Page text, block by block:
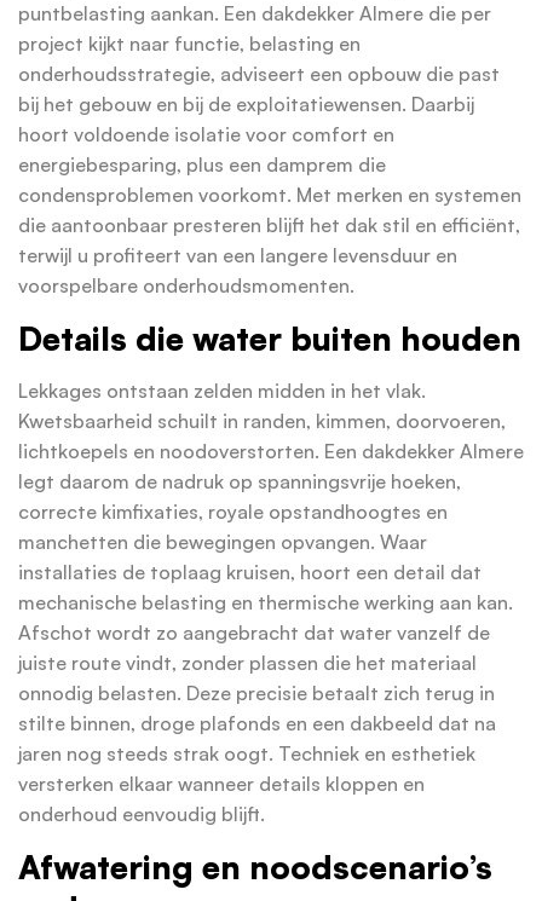
puntbelasting aankan. Een dakdekker Almere die per
project kijkt naar functie, belasting en
onderhoudsstrategie, adviseert een opbouw die past
bij het gebouw en bij de exploitatiewensen. Daarbij
hoort voldoende isolatie voor comfort en
energiebesparing, plus een damprem die
condensproblemen voorkomt. Met merken en systemen
die aantoonbaar presteren blijft het dak stil en efficiënt,
terwijl u profiteert van een langere levensduur en
voorspelbare onderhoudsmomenten.
Details die water buiten houden
Lekkages ontstaan zelden midden in het vlak.
Kwetsbaarheid schuilt in randen, kimmen, doorvoeren,
lichtkoepels en noodoverstorten. Een dakdekker Almere
legt daarom de nadruk op spanningsvrije hoeken,
correcte kimfixaties, royale opstandhoogtes en
manchetten die bewegingen opvangen. Waar
installaties de toplaag kruisen, hoort een detail dat
mechanische belasting en thermische werking aan kan.
Afschot wordt zo aangebracht dat water vanzelf de
juiste route vindt, zonder plassen die het materiaal
onnodig belasten. Deze precisie betaalt zich terug in
stilte binnen, droge plafonds en een dakbeeld dat na
jaren nog steeds strak oogt. Techniek en esthetiek
versterken elkaar wanneer details kloppen en
onderhoud eenvoudig blijft.
Afwatering en noodscenario’s